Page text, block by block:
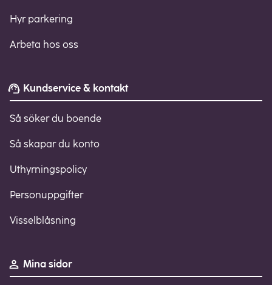
Hyr parkering
Arbeta hos oss
Kundservice & kontakt
Så söker du boende
Så skapar du konto
Uthyrningspolicy
Personuppgifter
Visselblåsning
Mina sidor